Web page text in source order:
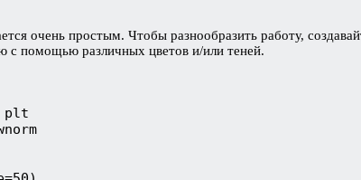
очень простым. Чтобы разнообразить работу,
с помощью различных цветов и/или теней.
plt